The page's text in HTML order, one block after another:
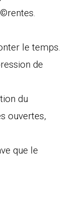
le temps.
de
du
ouvertes,
que le